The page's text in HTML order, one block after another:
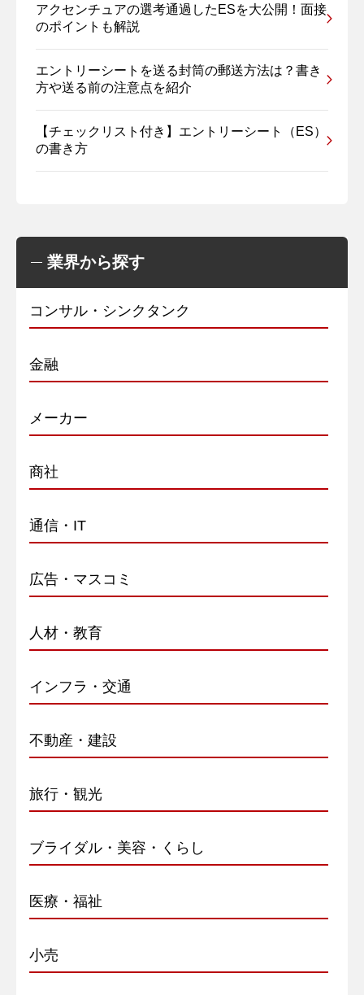
アクセンチュアの選考通過したESを大公開！面接
のポイントも解説
エントリーシートを送る封筒の郵送方法は？書き
方や送る前の注意点を紹介
【チェックリスト付き】エントリーシート（ES）
の書き方
業界から探す
コンサル・シンクタンク
金融
メーカー
商社
通信・IT
広告・マスコミ
人材・教育
インフラ・交通
不動産・建設
旅行・観光
ブライダル・美容・くらし
医療・福祉
小売